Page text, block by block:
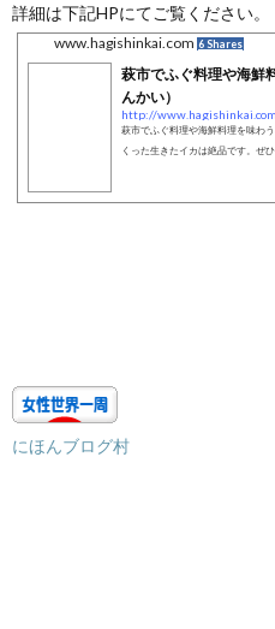
詳細は下記HPにてご覧ください。
www.hagishinkai.com 6 Shares
萩市でふぐ料理や海鮮
んかい）
http://
萩市でふぐ料理や海鮮料理を味わ
くった生きたイカは絶品です。ぜひ
にほんブログ村